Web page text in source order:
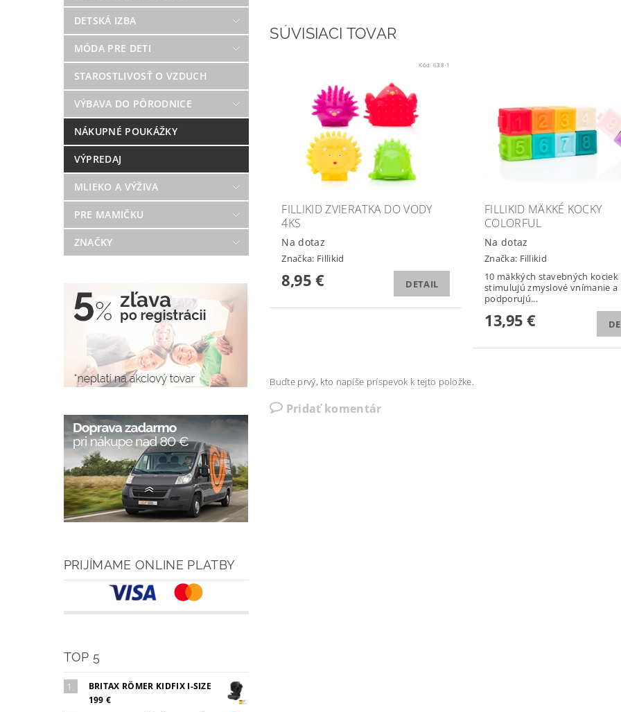
DETSKÁ IZBA
MÓDA PRE DETI
STAROSTLIVOSŤ O VZDUCH
VÝBAVA DO PÔRODNICE
NÁKUPNÉ POUKÁŽKY
VÝPREDAJ
MLIEKO A VÝŽIVA
PRE MAMIČKU
ZNAČKY
PRIJÍMAME ONLINE PLATBY
TOP 5
BRITAX RÖMER KIDFIX I-SIZE
199 €
SÚVISIACI TOVAR
Kód: 638-1
FILLIKID ZVIERATKA DO VODY
4KS
Na dotaz
Značka: Fillikid
8,95 € DETAIL
FILLIKID MÄKKÉ KOCKY
COLORFUL
Na dotaz
Značka: Fillikid
10 mäkkých stavebných kociek
stimulujú zmyslové vnímanie a
podporujú...
13,95 €
Buďte prvý, kto napíše príspevok k tejto položke.
Pridať komentár